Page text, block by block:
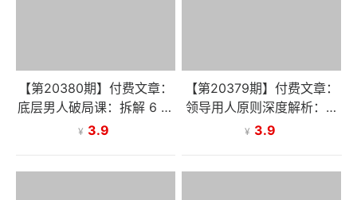
【第20380期】付费文章：
底层男人破局课：拆解 6 大
核心执念，摆脱内耗，实现
¥ 3.9
【第20379期】付费文章：
领导用人原则深度解析：拆
解四大核心逻辑，破解职场
¥ 3.9